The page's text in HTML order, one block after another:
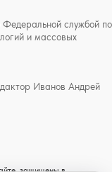
службой по
и массовых
Иванов Андрей